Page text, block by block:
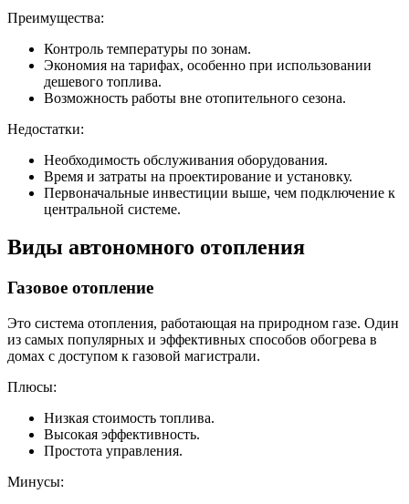
Преимущества:
Контроль температуры по зонам.
Экономия на тарифах, особенно при использовании
дешевого топлива.
Возможность работы вне отопительного сезона.
Недостатки:
Необходимость обслуживания оборудования.
Время и затраты на проектирование и установку.
Первоначальные инвестиции выше, чем подключение к
центральной системе.
Виды автономного отопления
Газовое отопление
Это система отопления, работающая на природном газе. Один
из самых популярных и эффективных способов обогрева в
домах с доступом к газовой магистрали.
Плюсы:
Низкая стоимость топлива.
Высокая эффективность.
Простота управления.
Минусы: